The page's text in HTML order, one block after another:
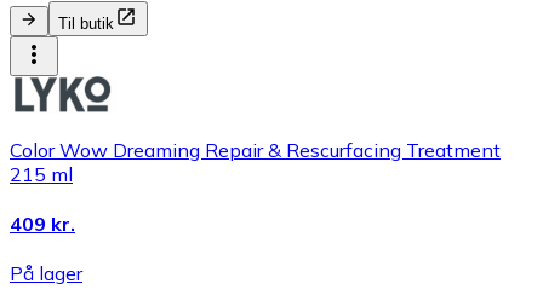
Til butik
Color Wow Dreaming Repair & Rescurfacing Treatment
215 ml
409 kr.
På lager